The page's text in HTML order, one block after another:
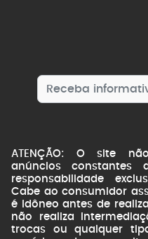
ATENÇÃO: O site
anúncios
responsabilidade
Cabe ao consumidor
é idôneo antes de
não realiza
trocas ou qualquer